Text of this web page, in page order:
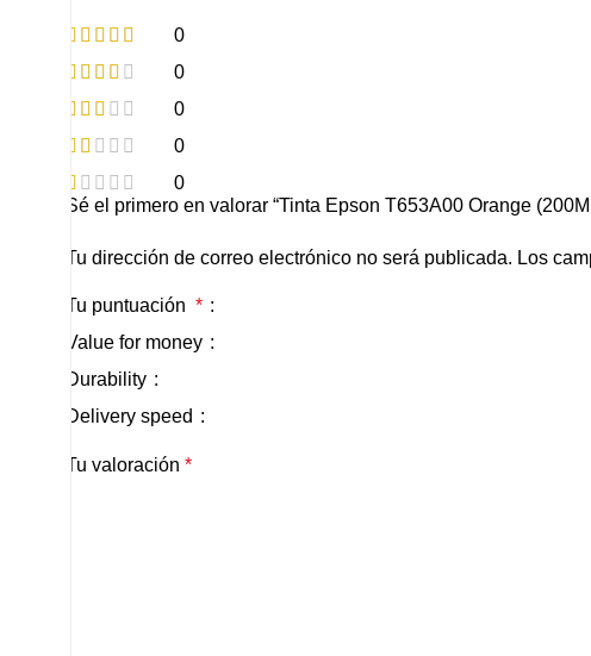
0
0
0
0
0
Sé el primero en valorar “Tinta Epson T653A00 Orange
Tu dirección de correo electrónico no será publicada. Los
Tu puntuación *
Value for money
Durability
Delivery speed
Tu valoración *